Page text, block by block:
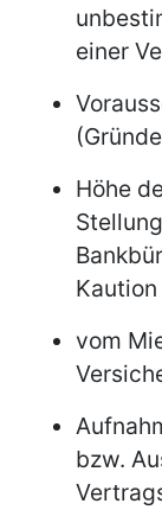
einer
Höhe
Kaution
vom
bzw.